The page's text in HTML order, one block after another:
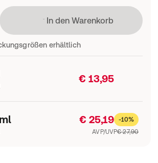
Lädt
In den Warenkorb
erhältlich
€ 13,95
€ 25,19
-10%
AVP/UVP€ 27,90